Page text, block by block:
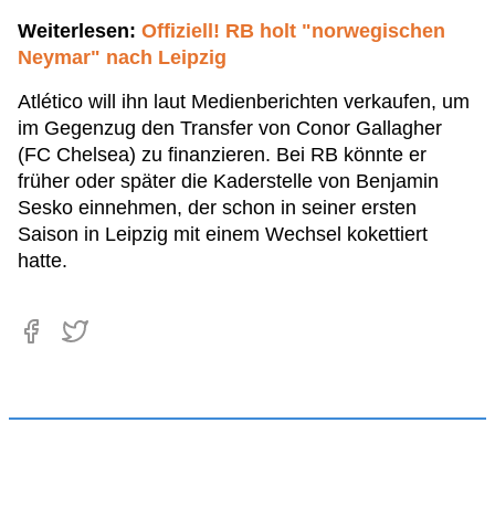
Weiterlesen: Offiziell! RB holt "norwegischen
Neymar" nach Leipzig
Atlético will ihn laut Medienberichten verkaufen, um
im Gegenzug den Transfer von Conor Gallagher
(FC Chelsea) zu finanzieren. Bei RB könnte er
früher oder später die Kaderstelle von Benjamin
Sesko einnehmen, der schon in seiner ersten
Saison in Leipzig mit einem Wechsel kokettiert
hatte.